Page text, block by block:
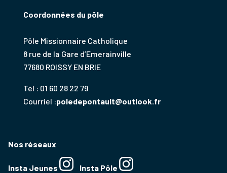
Coordonnées du pôle
Pôle Missionnaire Catholique
8 rue de la Gare d’Emerainville
77680 ROISSY EN BRIE
Tel : 01 60 28 22 79
Courriel :poledepontault@outlook.fr
Nos réseaux
Insta Jeunes Insta Pôle